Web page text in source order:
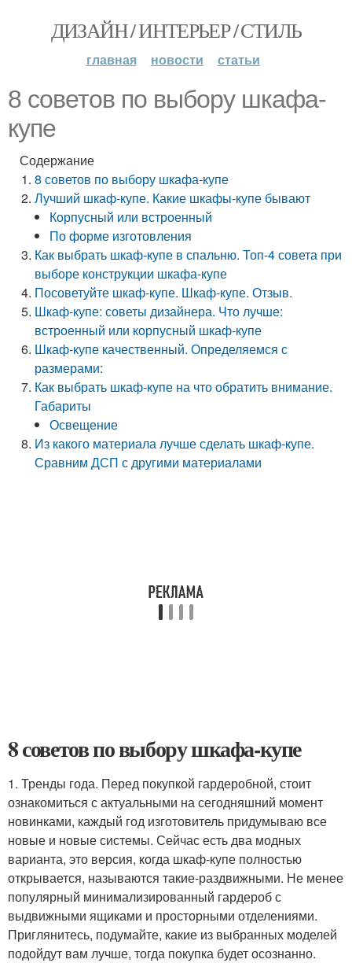
ДИЗАЙН / ИНТЕРЬЕР / СТИЛЬ
главная новости статьи
8 советов по выбору шкафа-
купе
Содержание
8 советов по выбору шкафа-купе
Лучший шкаф-купе. Какие шкафы-купе бывают
Корпусный или встроенный
По форме изготовления
Как выбрать шкаф-купе в спальню. Топ-4 совета при
выборе конструкции шкафа-купе
Посоветуйте шкаф-купе. Шкаф-купе. Отзыв.
Шкаф-купе: советы дизайнера. Что лучше:
встроенный или корпусный шкаф-купе
Шкаф-купе качественный. Определяемся с
размерами:
Как выбрать шкаф-купе на что обратить внимание.
Габариты
Освещение
Из какого материала лучше сделать шкаф-купе.
Сравним ДСП с другими материалами
8 советов по выбору шкафа-купе
1. Тренды года. Перед покупкой гардеробной, стоит
ознакомиться с актуальными на сегодняшний момент
новинками, каждый год изготовитель придумываю все
новые и новые системы. Сейчас есть два модных
варианта, это версия, когда шкаф-купе полностью
открывается, называются такие-раздвижными. Не менее
популярный минимализированный гардероб с
выдвижными ящиками и просторными отделениями.
Приглянитесь, подумайте, какие из выбранных моделей
подойдут вам лучше, тогда покупка будет осознанно.